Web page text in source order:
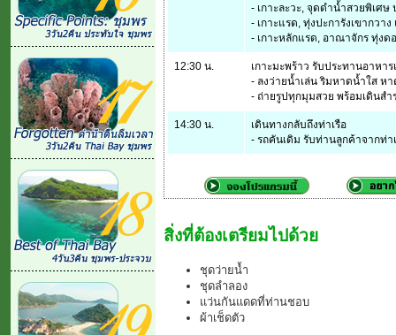
- เกาะละวะ, จุดดำน้ำสวยพิเศษ
- เกาะแรด, ทุ่งปะการังเขากวา
- เกาะหลักแรด, อาณาจักร ทุ่ง
12:30 น.
เกาะมะพร้าว รับประทานอาห
- ลงว่ายน้ำเล่น ริมหาดน้ำใส ห
- ถ่ายรูปทุกมุมสวย พร้อมเดินสำ
14:30 น.
เดินทางกลับถึงท่าเรือ
- รถคันเดิม รับท่านลูกค้าจากท่
สิ่งที่ต้องเตรียมไปด้วย
ชุดว่ายน้ำ
ชุดลำลอง
แว่นกันแดดที่ท่านชอบ
ผ้าเช็ดตัว